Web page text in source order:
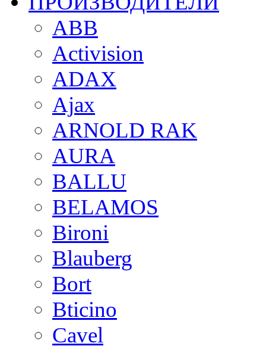
ABB
Activision
ADAX
Ajax
ARNOLD RAK
AURA
BALLU
BELAMOS
Bironi
Blauberg
Bort
Bticino
Cavel